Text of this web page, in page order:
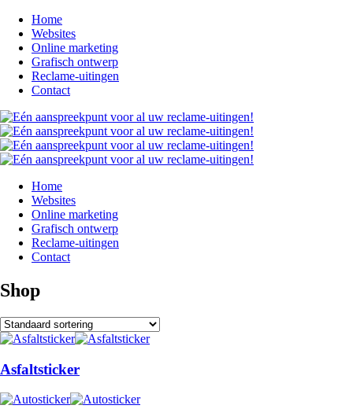
Home
Websites
Online marketing
Grafisch ontwerp
Reclame-uitingen
Contact
Home
Websites
Online marketing
Grafisch ontwerp
Reclame-uitingen
Contact
Shop
Asfaltsticker